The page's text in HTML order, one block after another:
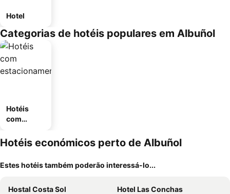
Hotel
Categorias de hotéis populares em Albuñol
Hotéis
com
mento
Hotéis económicos perto de Albuñol
Estes hotéis também poderão interessá-lo...
Hostal Costa Sol
Hotel Las Conchas